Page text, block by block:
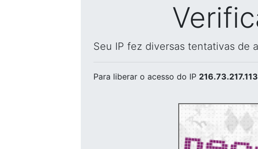
Seu IP fez diversas tentativas de
Para liberar o acesso do IP 216.73.217.113